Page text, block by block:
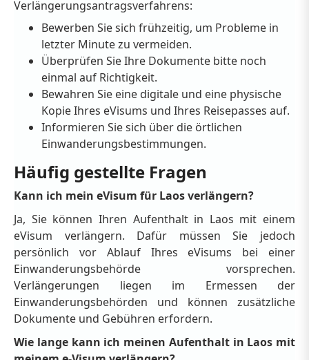
Verlängerungsantragsverfahrens:
Bewerben Sie sich frühzeitig, um Probleme in
letzter Minute zu vermeiden.
Überprüfen Sie Ihre Dokumente bitte noch
einmal auf Richtigkeit.
Bewahren Sie eine digitale und eine physische
Kopie Ihres eVisums und Ihres Reisepasses auf.
Informieren Sie sich über die örtlichen
Einwanderungsbestimmungen.
Häufig gestellte Fragen
Kann ich mein eVisum für Laos verlängern?
Ja, Sie können Ihren Aufenthalt in Laos mit einem
eVisum verlängern. Dafür müssen Sie jedoch
persönlich vor Ablauf Ihres eVisums bei einer
Einwanderungsbehörde vorsprechen.
Verlängerungen liegen im Ermessen der
Einwanderungsbehörden und können zusätzliche
Dokumente und Gebühren erfordern.
Wie lange kann ich meinen Aufenthalt in Laos mit